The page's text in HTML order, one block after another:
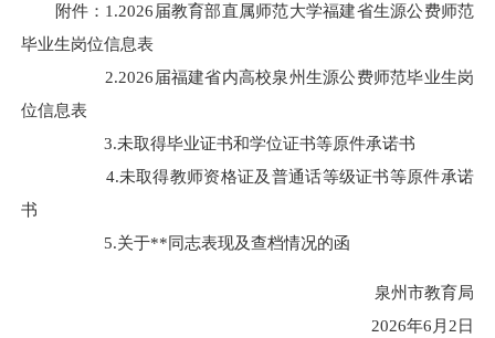
附件：1.2026届教育部直属师范大学福建省生源公费师范
毕业生岗位信息表
2.2026届福建省内高校泉州生源公费师范毕业生岗
位信息表
3.未取得毕业证书和学位证书等原件承诺书
4.未取得教师资格证及普通话等级证书等原件承诺
书
5.关于**同志表现及查档情况的函
泉州市教育局
2026年6月2日